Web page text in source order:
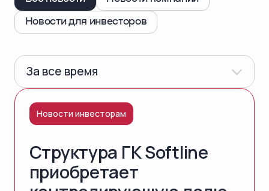
Новости для инвесторов
За все время
Новости инвесторам
Структура ГК Softline
приобретает